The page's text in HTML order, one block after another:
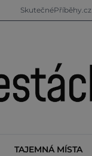
SkutečnéPříběhy.cz
TAJEMNÁ MÍSTA